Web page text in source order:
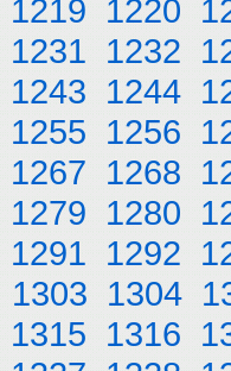
1219 1220
1231 1232
1243 1244
1255 1256
1267 1268
1279 1280
1291 1292
1303 1304
1315 1316